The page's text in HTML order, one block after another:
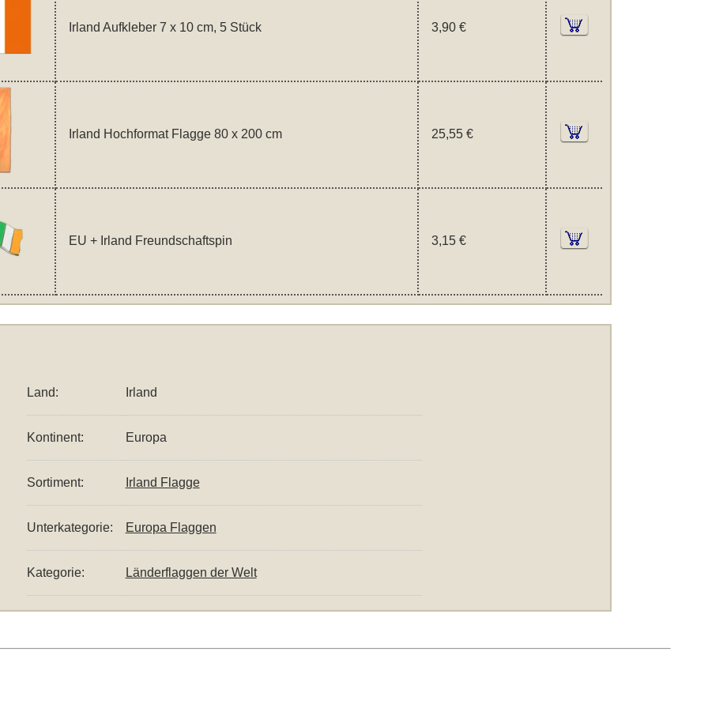
Irland Aufkleber 7 x 10 cm, 5 Stück 3,90 €
Irland Hochformat Flagge 80 x 200 cm 25,55 €
EU + Irland Freundschaftspin 3,15 €
Land: Irland
Kontinent: Europa
Sortiment: Irland Flagge
Unterkategorie: Europa Flaggen
Kategorie: Länderflaggen der Welt